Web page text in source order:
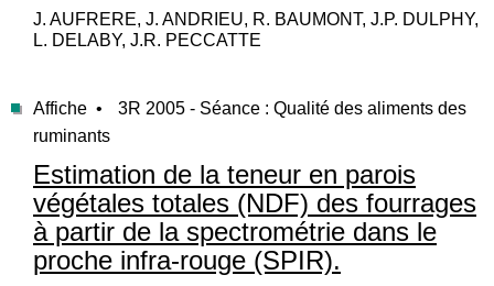
J. AUFRERE, J. ANDRIEU, R. BAUMONT, J.P. DULPHY,
L. DELABY, J.R. PECCATTE
Affiche •
3R 2005 - Séance : Qualité des aliments des
ruminants
Estimation de la teneur en parois
végétales totales (NDF) des fourrages
à partir de la spectrométrie dans le
proche infra-rouge (SPIR).